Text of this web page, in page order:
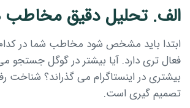
الف. تحلیل دقیق
ابتدا باید مشخص شود مخاطب شما در
فعال تری دارد. آیا بیشتر در گوگل جستجو
بیشتری در اینستاگرام می گذراند؟ شناخت
تصمیم گیری است.